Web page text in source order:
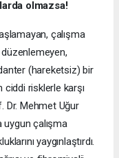
olmazsa!
çalışma
düzenlemeyen,
(hareketsiz) bir
ciddi risklerle karşı
Dr. Mehmet Uğur
uygun çalışma
yaygınlaştırdı.